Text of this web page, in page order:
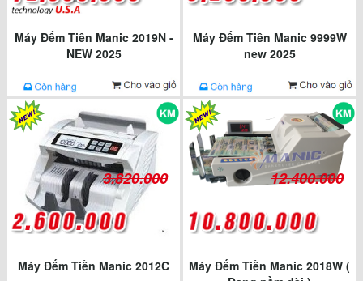
Máy Đếm Tiền Manic 2019N -
NEW 2025
Máy Đếm Tiền Manic 9999W
new 2025
3.820.000
Máy Đếm Tiền Manic 2012C
12.400.000
Máy Đếm Tiền Manic 2018W (